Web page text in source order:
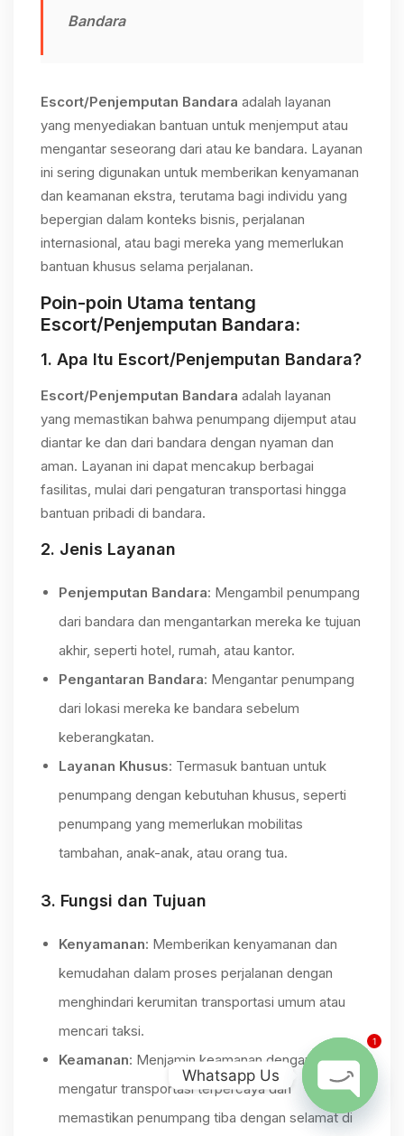
Bandara
Escort/Penjemputan Bandara adalah layanan
yang menyediakan bantuan untuk menjemput atau
mengantar seseorang dari atau ke bandara. Layanan
ini sering digunakan untuk memberikan kenyamanan
dan keamanan ekstra, terutama bagi individu yang
bepergian dalam konteks bisnis, perjalanan
internasional, atau bagi mereka yang memerlukan
bantuan khusus selama perjalanan.
Poin-poin Utama tentang
Escort/Penjemputan Bandara:
1. Apa Itu Escort/Penjemputan Bandara?
Escort/Penjemputan Bandara adalah layanan
yang memastikan bahwa penumpang dijemput atau
diantar ke dan dari bandara dengan nyaman dan
aman. Layanan ini dapat mencakup berbagai
fasilitas, mulai dari pengaturan transportasi hingga
bantuan pribadi di bandara.
2. Jenis Layanan
Penjemputan Bandara: Mengambil penumpang
dari bandara dan mengantarkan mereka ke tujuan
akhir, seperti hotel, rumah, atau kantor.
Pengantaran Bandara: Mengantar penumpang
dari lokasi mereka ke bandara sebelum
keberangkatan.
Layanan Khusus: Termasuk bantuan untuk
penumpang dengan kebutuhan khusus, seperti
penumpang yang memerlukan mobilitas
tambahan, anak-anak, atau orang tua.
3. Fungsi dan Tujuan
Kenyamanan: Memberikan kenyamanan dan
kemudahan dalam proses perjalanan dengan
menghindari kerumitan transportasi umum atau
mencari taksi.
Keamanan: Menjamin keamanan dengan
mengatur transportasi terpercaya dan
memastikan penumpang tiba dengan selamat di
Whatsapp Us
Open
1